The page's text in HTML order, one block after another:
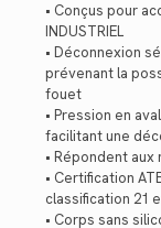
• Conçus pour
INDUSTRIEL
• Déconnexion
prévenant la
fouet
• Pression en
facilitant une
• Répondent
• Certification
classification 21
• Corps sans